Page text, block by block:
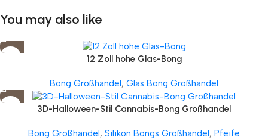
You may also like
12 Zoll hohe Glas-Bong
Bong Großhandel, Glas Bong Großhandel
3D-Halloween-Stil Cannabis-Bong Großhandel
Bong Großhandel, Silikon Bongs Großhandel, Pfeife